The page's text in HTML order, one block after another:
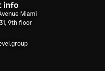
info
Miami
9th floor